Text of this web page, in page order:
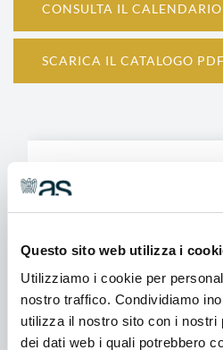
Questo sito web utilizza i
Utilizziamo i cookie per
nostro traffico. Condividiamo
utilizza il nostro sito con i
dei dati web i quali potrebbero
CONSULTA IL
SCARICA IL CATALOGO PDF
8 Settembre 2026
4 ore
Confindustria Alto Milanese -
Legnano